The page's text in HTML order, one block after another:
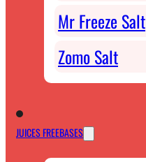
Mr Freeze Salt
Zomo Salt
JUICES FREEBASES